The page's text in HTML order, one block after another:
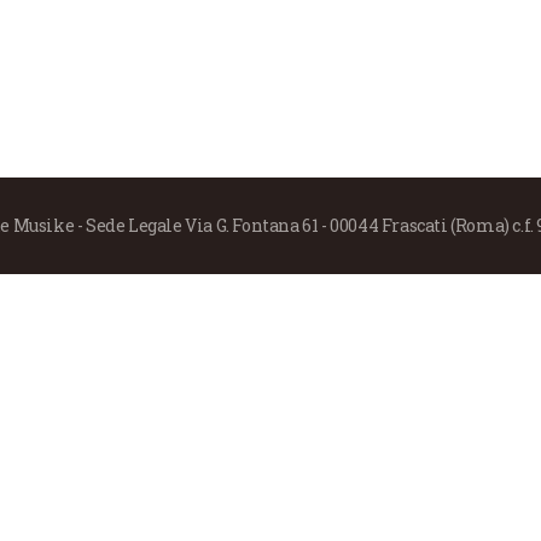
Musike - Sede Legale Via G. Fontana 61 - 00044 Frascati (Roma) c.f.